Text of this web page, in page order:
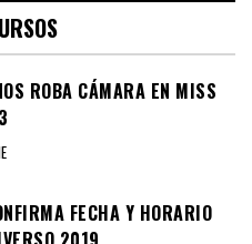
ROBA CÁMARA EN MISS
FECHA Y HORARIO